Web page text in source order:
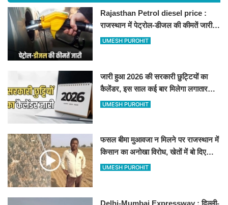
Rajasthan Petrol diesel price :
राजस्थान में पेट्रोल-डीजल की कीमतें जारी,
जानिए बीकानेर समेत पुरे प्रदेश में नए रेट
UMESH PUROHIT
जारी हुआ 2026 की सरकारी छुट्टियों का
कैलेंडर, इस साल कई बार मिलेगा लगातार
अवकाश, देखें
UMESH PUROHIT
फसल बीमा मुआवजा न मिलने पर राजस्थान में
किसान का अनोखा विरोध, खेतों में बो दिए
500-500 रुपए के नोट, वीडियो वायरल
UMESH PUROHIT
Delhi-Mumbai Expressway : दिल्ली-